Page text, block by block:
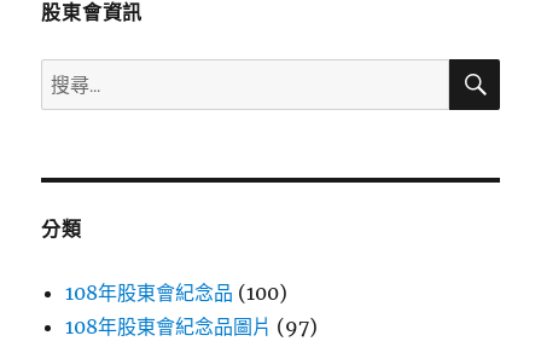
股東會資訊
搜
尋
鍵
搜
分類
108年股東會紀念品 (100)
108年股東會紀念品圖片 (97)